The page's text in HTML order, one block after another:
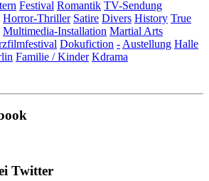
Festival Romantik TV-Sendung
Horror-Thriller Satire Divers History True
Multimedia-Installation Martial Arts
Dokufiction - Austellung Halle
Familie / Kinder Kdrama
Twitter